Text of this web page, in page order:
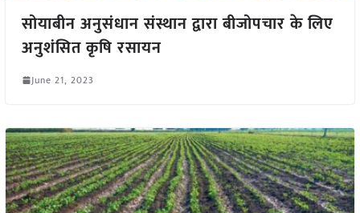
सोयाबीन अनुसंधान संस्थान द्वारा बीजोपचार के लिए
अनुशंसित कृषि रसायन
June 21, 2023